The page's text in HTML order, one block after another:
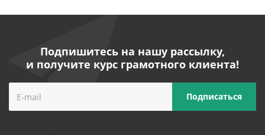
Подпишитесь на нашу рассылку,
и получите курс грамотного клиента!